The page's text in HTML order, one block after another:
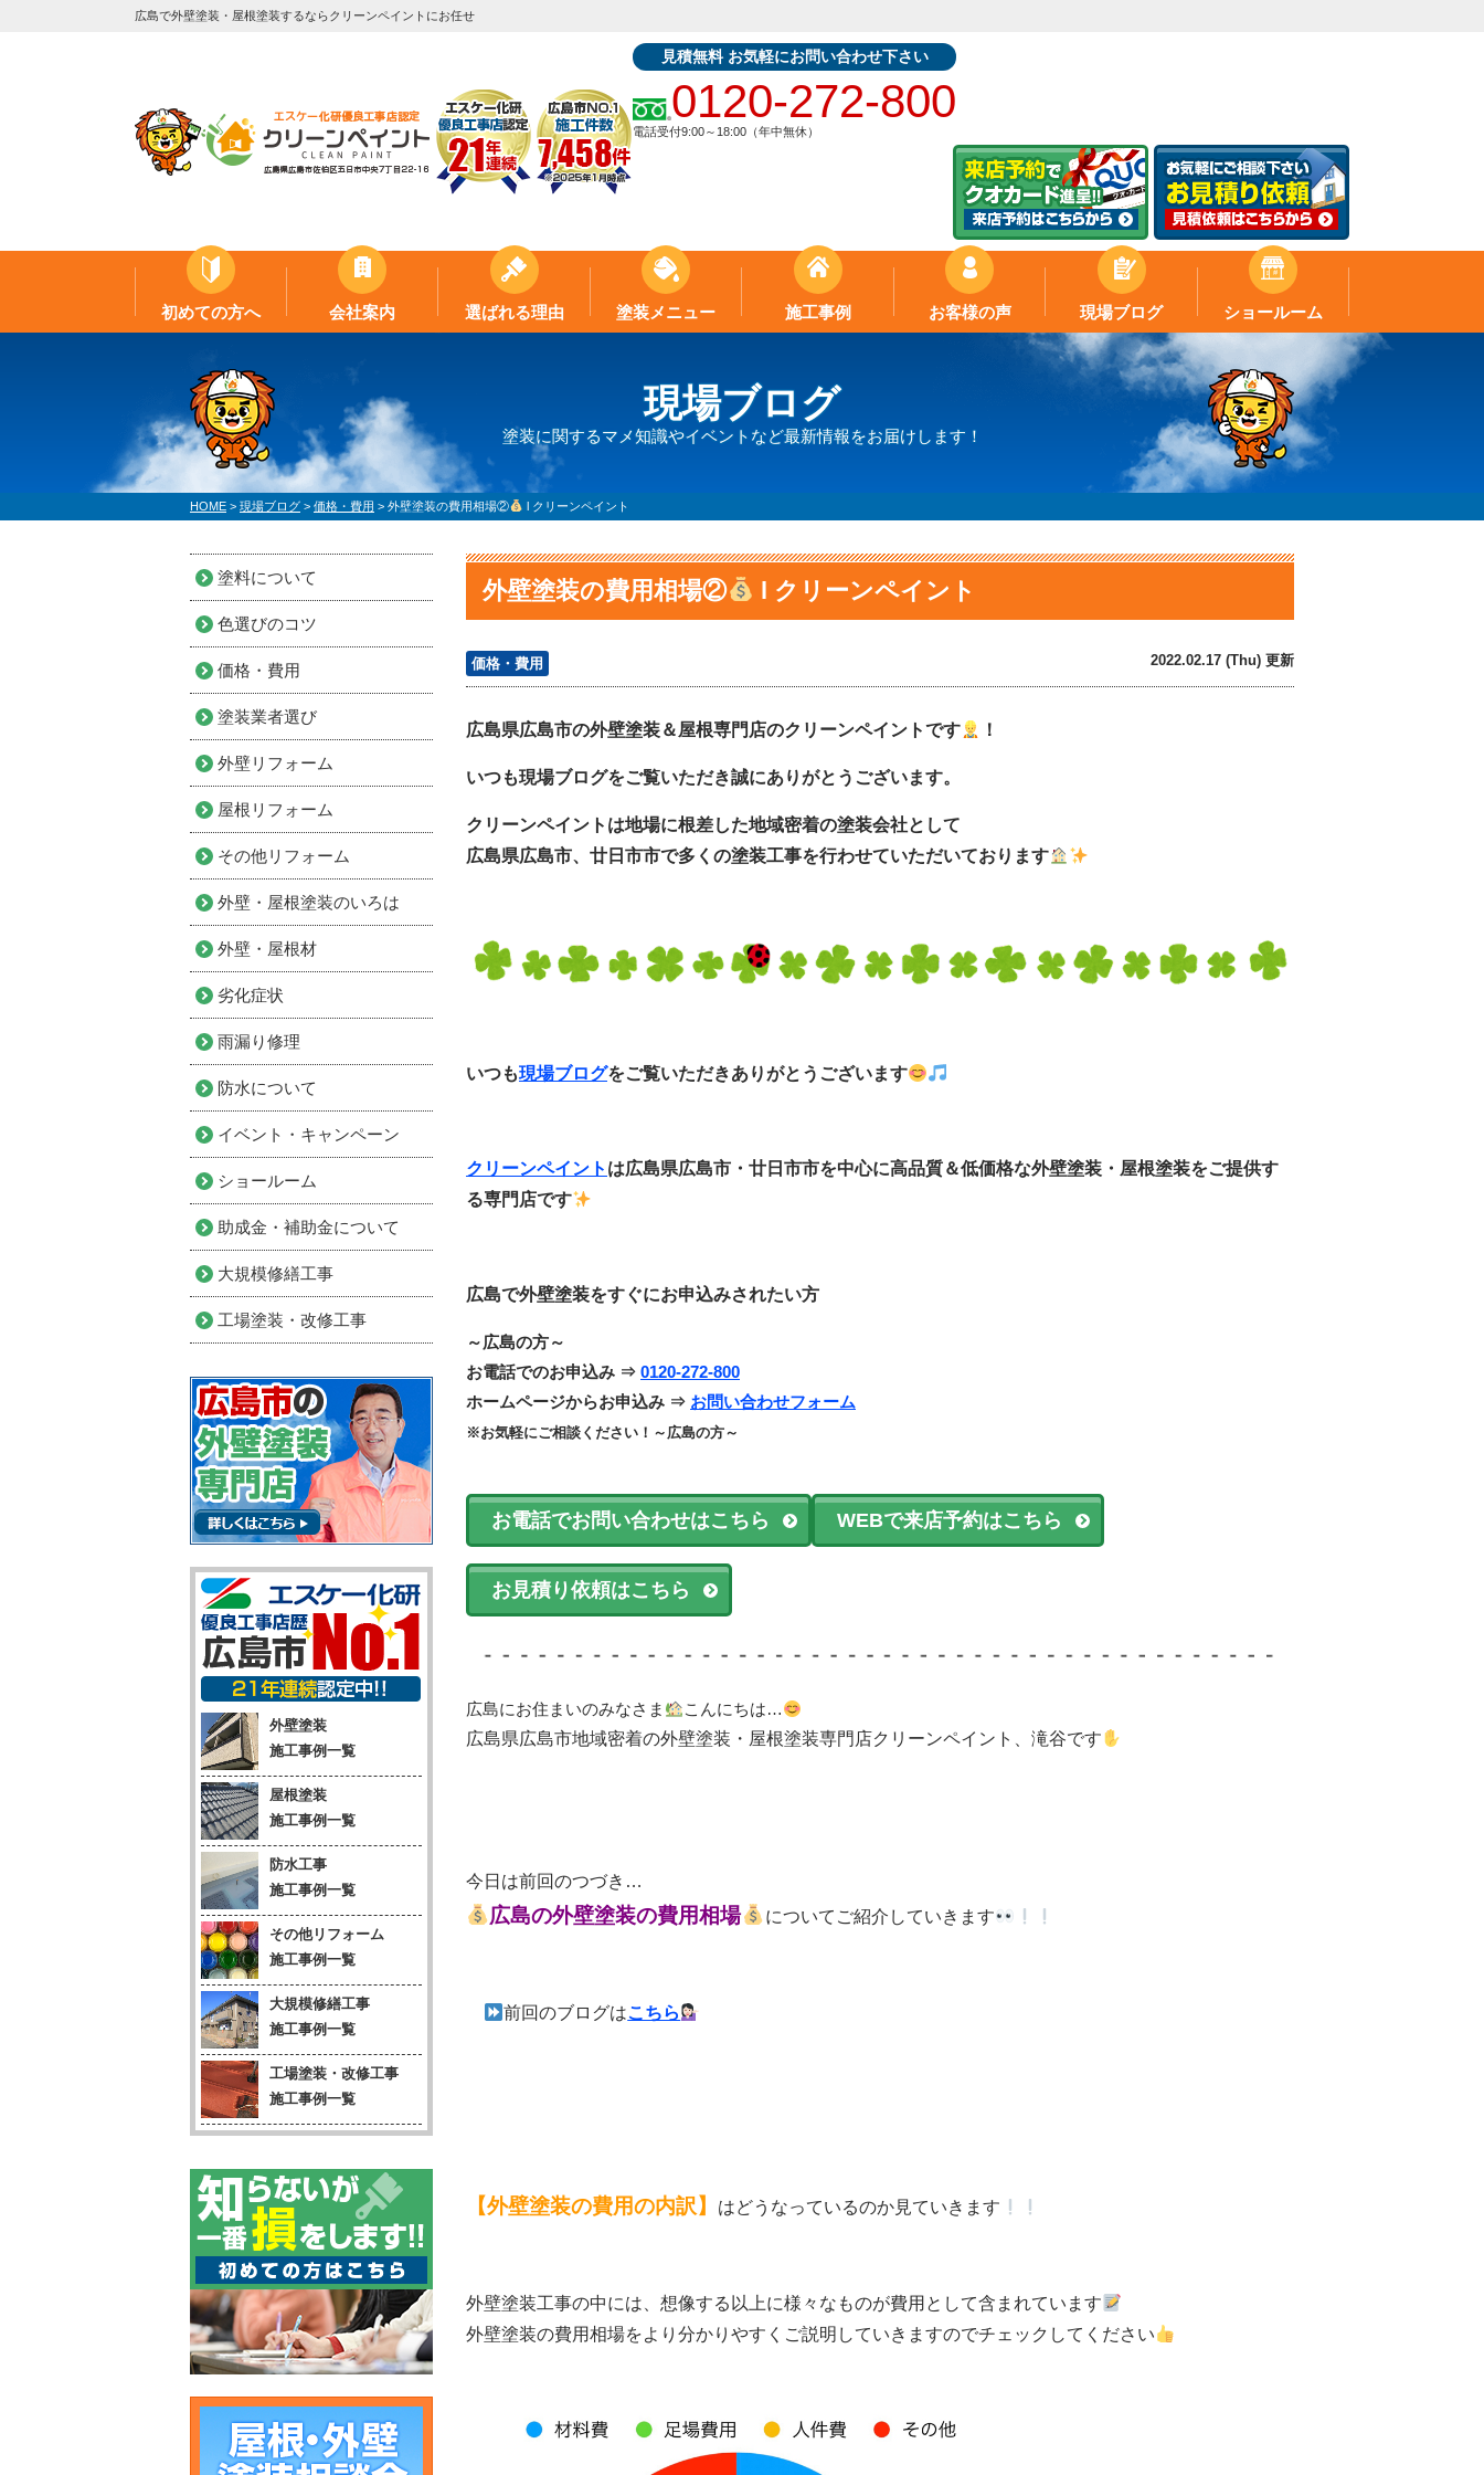
広島で外壁塗装・屋根塗装するならクリーンペイントにお任せ
見積無料 お気軽にお問い合わせ下さい
0120-272-800
電話受付9:00～18:00（年中無休）
初めての方へ 会社案内 選ばれる理由 塗装メニュー 施工事例 お客様の声 現場ブログ ショールーム
現場ブログ
塗装に関するマメ知識やイベントなど最新情報をお届けします！
HOME > 現場ブログ > 価格・費用 > 外壁塗装の費用相場② l クリーンペイント
外壁塗装の費用相場② l クリーンペイント
価格・費用 2022.02.17 (Thu) 更新
広島県広島市の外壁塗装＆屋根専門店のクリーンペイントです ！
いつも現場ブログをご覧いただき誠にありがとうございます。
クリーンペイントは地場に根差した地域密着の塗装会社として
広島県広島市、廿日市市で多くの塗装工事を行わせていただいております
いつも現場ブログをご覧いただきありがとうございます
クリーンペイント は広島県広島市・廿日市市を中心に高品質＆低価格な外壁塗装・ 屋根塗装をご提供す
る専門店です
広島で外壁塗装をすぐにお申込みされたい方
～広島の方～
お電話でのお申込み ⇒ 0120-272-800
ホームページからお申込み ⇒ お問い合わせフォーム
※お気軽にご相談ください！～広島の方～
お電話でお問い合わせはこちら WEBで来店予約はこちら
お見積り依頼はこちら
広島にお住まいのみなさま
こんにちは…
広島県広島市地域密着の外壁塗装・屋根塗装専門店クリーンペイント、滝谷です
今日は前回のつづき…
広島の外壁塗装の費用相場 についてご紹介していきます
前回のブログはこちら
【外壁塗装の費用の内訳】 はどうなっているのか見ていきます
外壁塗装工事の中には、想像する以上に様々なものが費用として含まれています
外壁塗装の費用相場をより分かりやすくご説明していきますのでチェックしてください
塗料について
色選びのコツ
価格・費用
塗装業者選び
外壁リフォーム
屋根リフォーム
その他リフォーム
外壁・屋根塗装のいろは
外壁・屋根材
劣化症状
雨漏り修理
防水について
イベント・キャンペーン
ショールーム
助成金・補助金について
大規模修繕工事
工場塗装・改修工事
外壁塗装
施工事例一覧
屋根塗装
施工事例一覧
防水工事
施工事例一覧
その他リフォーム
施工事例一覧
大規模修繕工事
施工事例一覧
工場塗装・改修工事
施工事例一覧